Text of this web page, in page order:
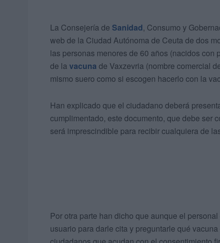
La Consejería de Sanidad, Consumo y
web de la Ciudad Autónoma de Ceuta de dos
las personas menores de 60 años (nacidos
de la vacuna de Vaxzevria (nombre comercial
mismo suero como si escogen hacerlo con la
Han explicado que el ciudadano deberá
cumplimentado, este documento, que debe ser
será imprescindible para recibir cualquiera de
Por otra parte han dicho que aunque el
usuario para darle cita y preguntarle qué